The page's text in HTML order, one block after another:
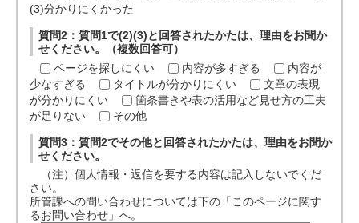
(3)分かりにくかった
質問2：質問1で(2)(3)と回答されたかたは、理由をお聞か
せください。（複数回答可）
ページを探しにくい
内容が多すぎる
内容が
少なすぎる
タイトルが分かりにくい
文章の表現
が分かりにくい
箇条書きや表の活用など見せ方の工夫
が足りない
その他
質問3：質問2でその他と回答されたかたは、理由をお聞か
せください。
（注）個人情報・返信を要する内容は記入しないでくだ
さい。
所管課への問い合わせについては下の「このページに関す
るお問い合わせ」へ。